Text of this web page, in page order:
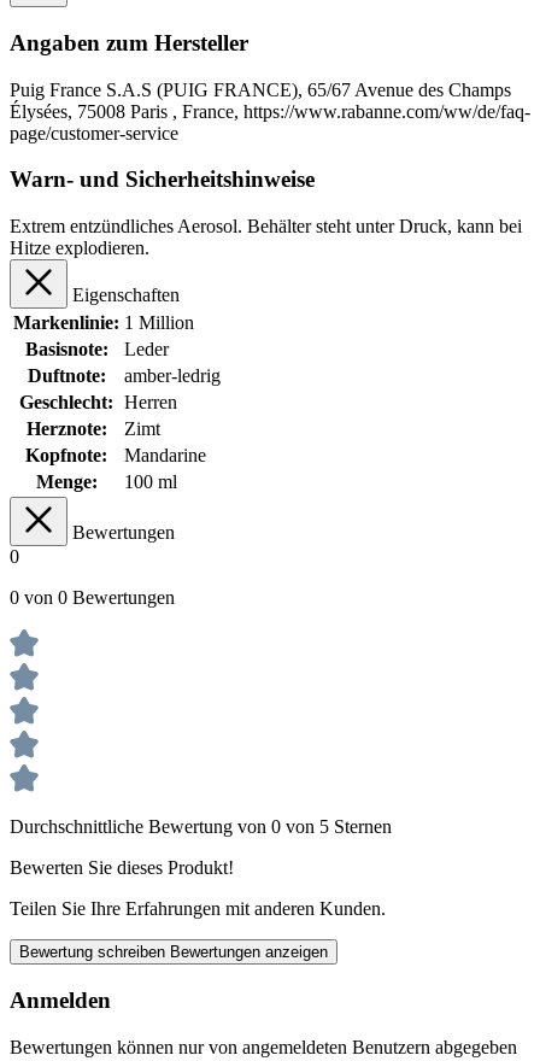
Angaben zum Hersteller
Puig France S.A.S (PUIG FRANCE), 65/67 Avenue des Champs
Élysées, 75008 Paris , France, https://www.rabanne.com/ww/de/faq-
page/customer-service
Warn- und Sicherheitshinweise
Extrem entzündliches Aerosol. Behälter steht unter Druck, kann bei
Hitze explodieren.
Eigenschaften
Markenlinie: 1 Million
Basisnote:
Leder
Duftnote:
amber-ledrig
Geschlecht: Herren
Herznote:
Zimt
Kopfnote:
Mandarine
Menge:
100 ml
Bewertungen
0
0 von 0 Bewertungen
Durchschnittliche Bewertung von 0 von 5 Sternen
Bewerten Sie dieses Produkt!
Teilen Sie Ihre Erfahrungen mit anderen Kunden.
Bewertung schreiben Bewertungen anzeigen
Anmelden
Bewertungen können nur von angemeldeten Benutzern abgegeben